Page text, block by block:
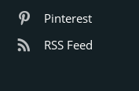
Pinterest
RSS Feed